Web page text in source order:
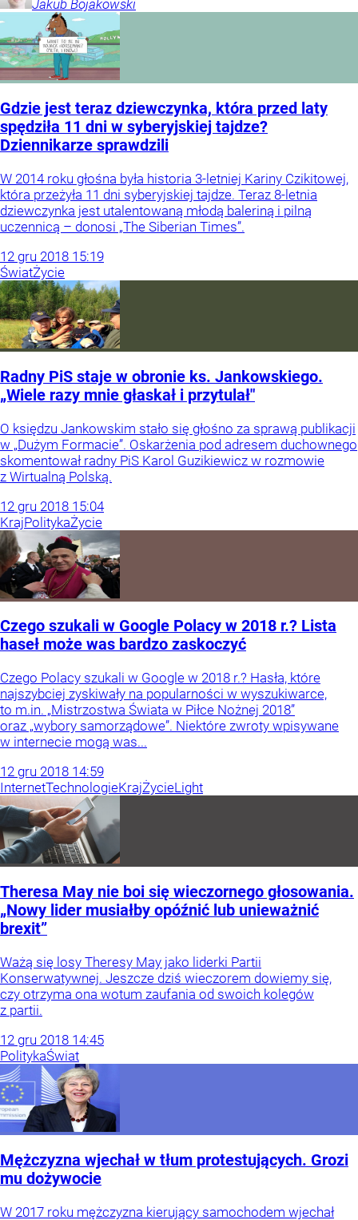
Jakub Bojakowski
Gdzie jest teraz dziewczynka, która przed laty
spędziła 11 dni w syberyjskiej tajdze?
Dziennikarze sprawdzili
W 2014 roku głośna była historia 3-letniej Kariny Czikitowej,
która przeżyła 11 dni syberyjskiej tajdze. Teraz 8-letnia
dziewczynka jest utalentowaną młodą baleriną i pilną
uczennicą – donosi „The Siberian Times”.
12 gru 2018 15:19
ŚwiatŻycie
Radny PiS staje w obronie ks. Jankowskiego.
„Wiele razy mnie głaskał i przytulał"
O księdzu Jankowskim stało się głośno za sprawą publikacji
w „Dużym Formacie”. Oskarżenia pod adresem duchownego
skomentował radny PiS Karol Guzikiewicz w rozmowie
z Wirtualną Polską.
12 gru 2018 15:04
KrajPolitykaŻycie
Czego szukali w Google Polacy w 2018 r.? Lista
haseł może was bardzo zaskoczyć
Czego Polacy szukali w Google w 2018 r.? Hasła, które
najszybciej zyskiwały na popularności w wyszukiwarce,
to m.in. „Mistrzostwa Świata w Piłce Nożnej 2018”
oraz „wybory samorządowe”. Niektóre zwroty wpisywane
w internecie mogą was...
12 gru 2018 14:59
InternetTechnologieKrajŻycieLight
Theresa May nie boi się wieczornego głosowania.
„Nowy lider musiałby opóźnić lub unieważnić
brexit”
Ważą się losy Theresy May jako liderki Partii
Konserwatywnej. Jeszcze dziś wieczorem dowiemy się,
czy otrzyma ona wotum zaufania od swoich kolegów
z partii.
12 gru 2018 14:45
PolitykaŚwiat
Mężczyzna wjechał w tłum protestujących. Grozi
mu dożywocie
W 2017 roku mężczyzna kierujący samochodem wjechał